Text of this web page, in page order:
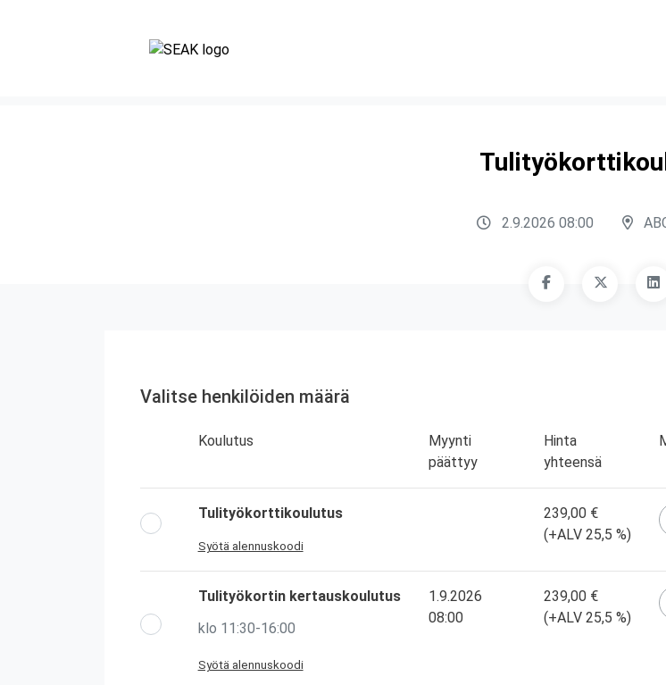
2.9.2026 08:00
Valitse henkilöiden määrä
Koulutus
Myynti
päättyy
Hinta
yhteensä
Tulityökorttikoulutus
Syötä alennuskoodi
239,00 €
(+ALV 25,5 %)
Tulityökortin kertauskoulutus
klo 11:30-16:00
Syötä alennuskoodi
1.9.2026
08:00
239,00 €
(+ALV 25,5 %)